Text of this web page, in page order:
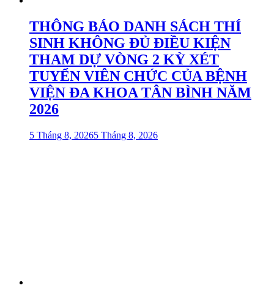
THÔNG BÁO DANH SÁCH THÍ
SINH KHÔNG ĐỦ ĐIỀU KIỆN
THAM DỰ VÒNG 2 KỲ XÉT
TUYỂN VIÊN CHỨC CỦA BỆNH
VIỆN ĐA KHOA TÂN BÌNH NĂM
2026
5 Tháng 8, 20265 Tháng 8, 2026